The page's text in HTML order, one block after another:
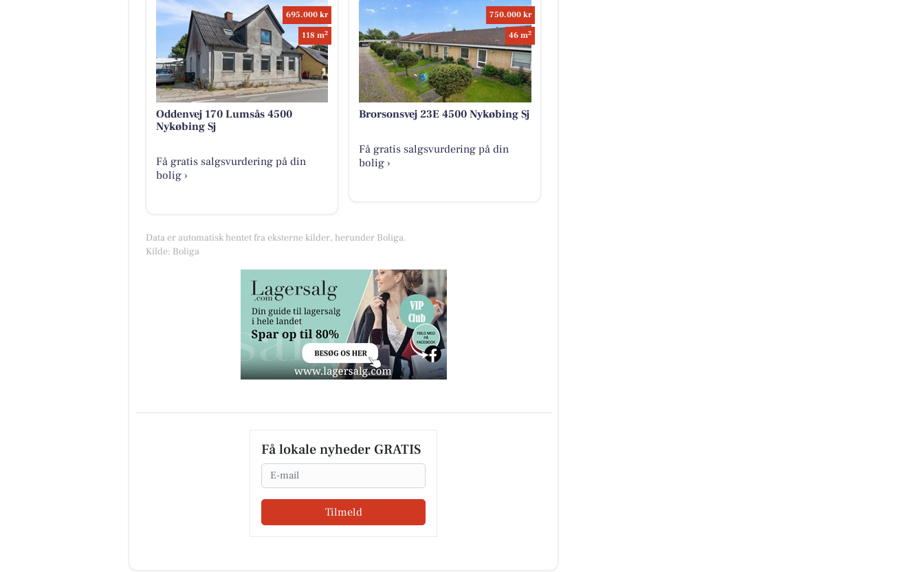
695.000 kr
118 m2
Oddenvej 170 Lumsås 4500
Nykøbing Sj
Få gratis salgsvurdering på din
bolig ›
750.000 kr
46 m2
Brorsonsvej 23E 4500 Nykøbing Sj
Få gratis salgsvurdering på din
bolig ›
Data er automatisk hentet fra eksterne kilder, herunder Boliga.
Kilde: Boliga
Få lokale nyheder GRATIS
Email
Tilmeld